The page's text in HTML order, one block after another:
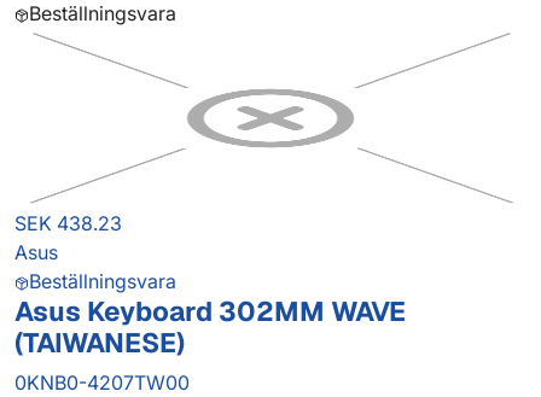
Beställningsvara
SEK 438.23
Asus
Beställningsvara
Asus Keyboard 302MM WAVE
(TAIWANESE)
0KNB0-4207TW00